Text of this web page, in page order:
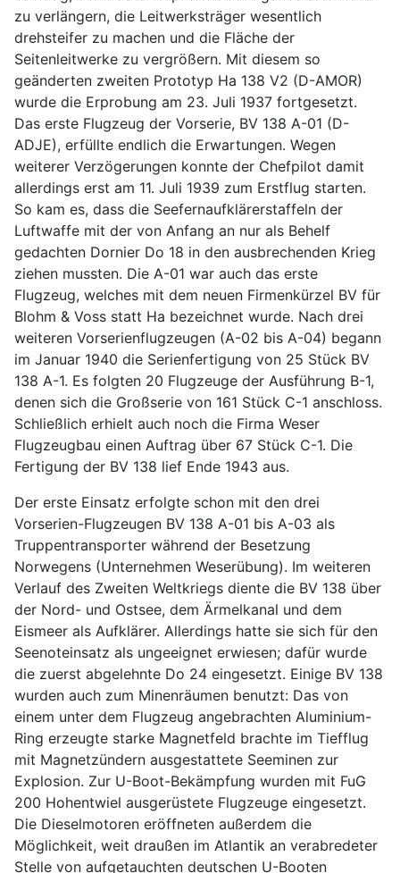
zu verlängern, die Leitwerksträger wesentlich
drehsteifer zu machen und die Fläche der
Seitenleitwerke zu vergrößern. Mit diesem so
geänderten zweiten Prototyp Ha 138 V2 (D-AMOR)
wurde die Erprobung am 23. Juli 1937 fortgesetzt.
Das erste Flugzeug der Vorserie, BV 138 A-01 (D-
ADJE), erfüllte endlich die Erwartungen. Wegen
weiterer Verzögerungen konnte der Chefpilot damit
allerdings erst am 11. Juli 1939 zum Erstflug starten.
So kam es, dass die Seefernaufklärerstaffeln der
Luftwaffe mit der von Anfang an nur als Behelf
gedachten Dornier Do 18 in den ausbrechenden Krieg
ziehen mussten. Die A-01 war auch das erste
Flugzeug, welches mit dem neuen Firmenkürzel BV für
Blohm & Voss statt Ha bezeichnet wurde. Nach drei
weiteren Vorserienflugzeugen (A-02 bis A-04) begann
im Januar 1940 die Serienfertigung von 25 Stück BV
138 A-1. Es folgten 20 Flugzeuge der Ausführung B-1,
denen sich die Großserie von 161 Stück C-1 anschloss.
Schließlich erhielt auch noch die Firma Weser
Flugzeugbau einen Auftrag über 67 Stück C-1. Die
Fertigung der BV 138 lief Ende 1943 aus.
Der erste Einsatz erfolgte schon mit den drei
Vorserien-Flugzeugen BV 138 A-01 bis A-03 als
Truppentransporter während der Besetzung
Norwegens (Unternehmen Weserübung). Im weiteren
Verlauf des Zweiten Weltkriegs diente die BV 138 über
der Nord- und Ostsee, dem Ärmelkanal und dem
Eismeer als Aufklärer. Allerdings hatte sie sich für den
Seenoteinsatz als ungeeignet erwiesen; dafür wurde
die zuerst abgelehnte Do 24 eingesetzt. Einige BV 138
wurden auch zum Minenräumen benutzt: Das von
einem unter dem Flugzeug angebrachten Aluminium-
Ring erzeugte starke Magnetfeld brachte im Tiefflug
mit Magnetzündern ausgestattete Seeminen zur
Explosion. Zur U-Boot-Bekämpfung wurden mit FuG
200 Hohentwiel ausgerüstete Flugzeuge eingesetzt.
Die Dieselmotoren eröffneten außerdem die
Möglichkeit, weit draußen im Atlantik an verabredeter
Stelle von aufgetauchten deutschen U-Booten